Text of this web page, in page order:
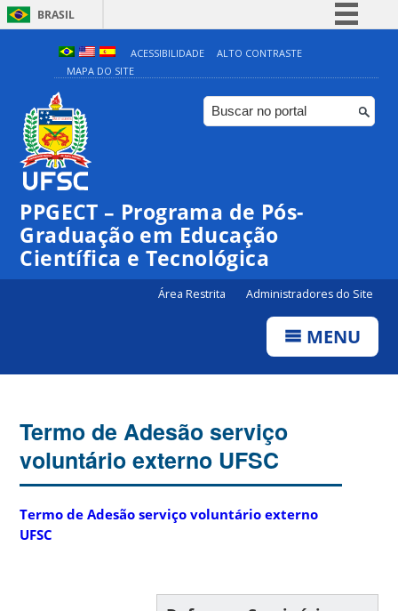
BRASIL
Simplifique!
Comunica BR
Participe
ACESSIBILIDADE
ALTO CONTRASTE
MAPA DO SITE
PPGECT – Programa de Pós-
Graduação em Educação
Científica e Tecnológica
Área Restrita Administradores do Site
MENU
Termo de Adesão serviço
voluntário externo UFSC
Termo de Adesão serviço voluntário externo
UFSC